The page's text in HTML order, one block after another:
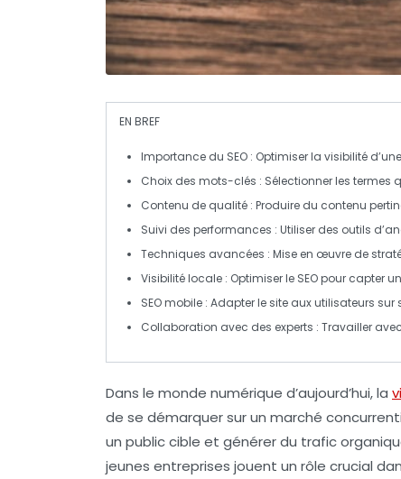
EN BREF
Importance du SEO : Optimiser la visibilité
Choix des mots-clés : Sélectionner les termes
Contenu de qualité : Produire du contenu
Suivi des performances : Utiliser des outils
Techniques avancées : Mise en œuvre de
Visibilité locale : Optimiser le SEO pour capter
SEO mobile : Adapter le site aux utilisateurs sur
Collaboration avec des experts : Travailler
Dans le monde numérique d’aujourd’hui, la
de se démarquer sur un marché
un public cible et générer du trafic
jeunes entreprises jouent un rôle crucial